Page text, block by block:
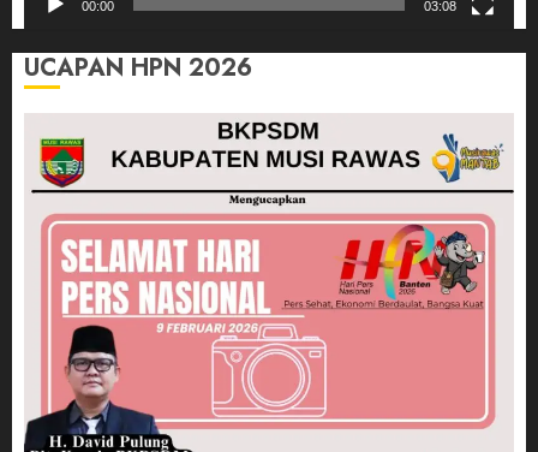
00:00 03:08
UCAPAN HPN 2026